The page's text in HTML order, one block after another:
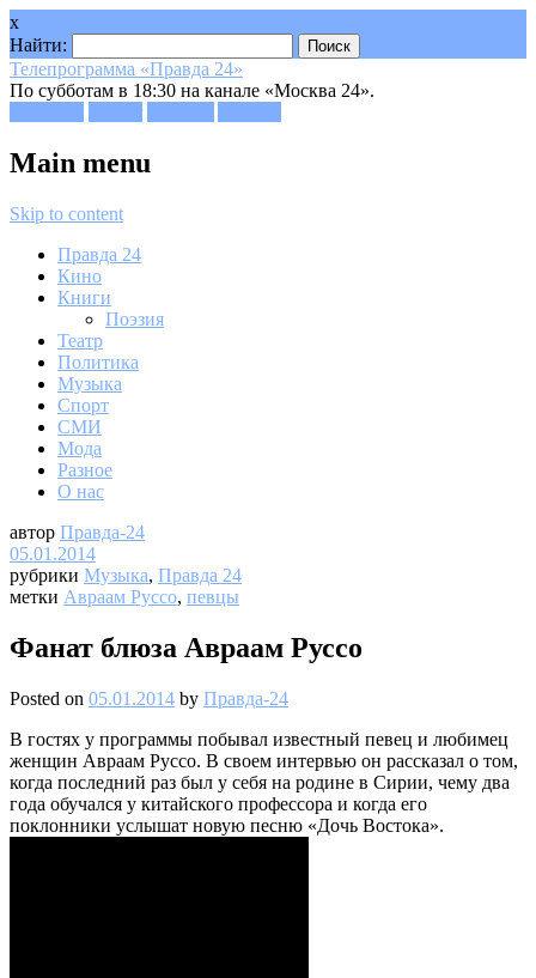
x
Найти:
Телепрограмма «Правда 24»
По субботам в 18:30 на канале «Москва 24».
Main menu
Skip to content
Правда 24
Кино
Книги
Поэзия
Театр
Политика
Музыка
Спорт
СМИ
Мода
Разное
О нас
автор Правда-24
05.01.2014
рубрики Музыка, Правда 24
метки Авраам Руссо, певцы
Фанат блюза Авраам Руссо
Posted on 05.01.2014 by Правда-24
В гостях у программы побывал известный певец и любимец
женщин Авраам Руссо. В своем интервью он рассказал о том,
когда последний раз был у себя на родине в Сирии, чему два
года обучался у китайского профессора и когда его
поклонники услышат новую песню «Дочь Востока».